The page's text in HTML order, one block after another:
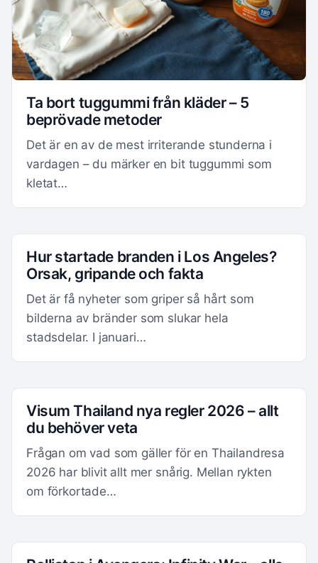
Ta bort tuggummi från kläder – 5
beprövade metoder
Det är en av de mest irriterande stunderna i
vardagen – du märker en bit tuggummi som
kletat…
Hur startade branden i Los Angeles?
Orsak, gripande och fakta
Det är få nyheter som griper så hårt som
bilderna av bränder som slukar hela
stadsdelar. I januari…
Visum Thailand nya regler 2026 – allt
du behöver veta
Frågan om vad som gäller för en Thailandresa
2026 har blivit allt mer snårig. Mellan rykten
om förkortade…